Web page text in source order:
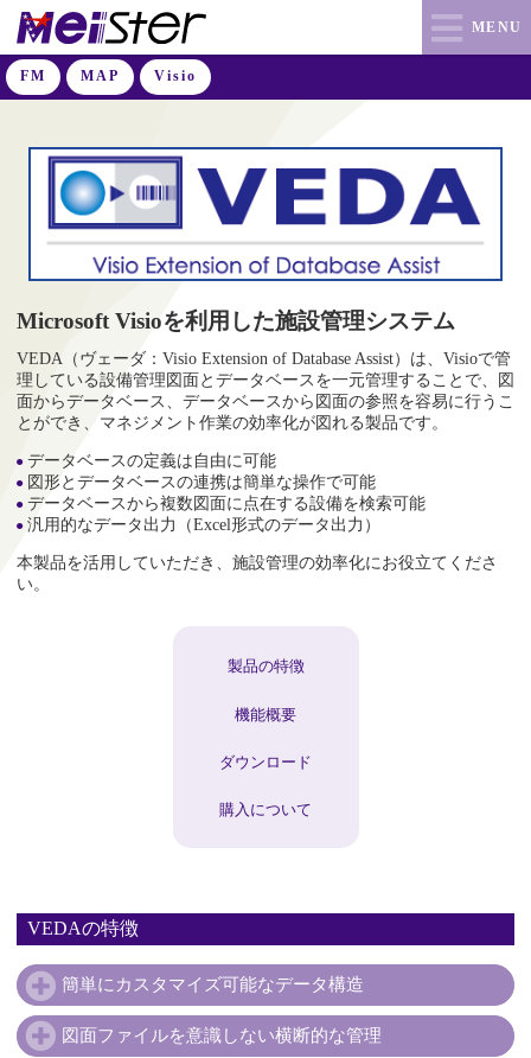
MENU
FM MAP Visio
Microsoft Visioを利用した施設管理システム
VEDA（ヴェーダ：Visio Extension of Database Assist）は、Visioで管
理している設備管理図面とデータベースを一元管理することで、図
面からデータベース、データベースから図面の参照を容易に行うこ
とができ、マネジメント作業の効率化が図れる製品です。
データベースの定義は自由に可能
図形とデータベースの連携は簡単な操作で可能
データベースから複数図面に点在する設備を検索可能
汎用的なデータ出力（Excel形式のデータ出力）
本製品を活用していただき、施設管理の効率化にお役立てくださ
い。
製品の特徴
機能概要
ダウンロード
購入について
VEDAの特徴
簡単にカスタマイズ可能なデータ構造
図面ファイルを意識しない横断的な管理